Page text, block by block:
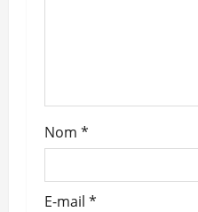
c
l
e
Nom *
E-mail *